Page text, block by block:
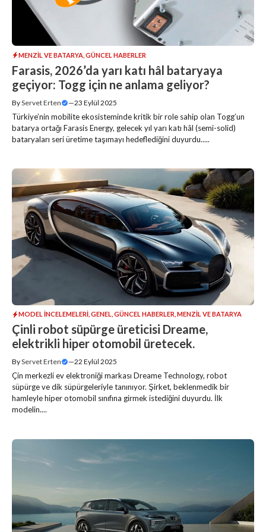
MENZIL VE BATARYA GÜNCEL HABERLER
Farasis, 2026’da yarı katı hâl bataryaya
geçiyor: Togg için ne anlama geliyor?
ByServet Erten —23 Eylül 2025
Türkiye’nin mobilite ekosisteminde kritik bir role sahip olan Togg’un
batarya ortağı Farasis Energy, gelecek yıl yarı katı hâl (semi-solid)
bataryaları seri üretime taşımayı hedeflediğini duyurdu.....
MODEL İNCELEMELERI GENEL GÜNCEL HABERLER MENZIL VE BATARYA
Çinli robot süpürge üreticisi Dreame,
elektrikli hiper otomobil üretecek.
ByServet Erten —22 Eylül 2025
Çin merkezli ev elektroniği markası Dreame Technology, robot
süpürge ve dik süpürgeleriyle tanınıyor. Şirket, beklenmedik bir
hamleyle hiper otomobil sınıfına girmek istediğini duyurdu. İlk
modelin....